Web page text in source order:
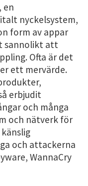
en
nyckelsystem,
form av appar
sannolikt att
Ofta är det
ett mervärde.
erbjudit
och många
och nätverk för
och attackerna
WannaCry